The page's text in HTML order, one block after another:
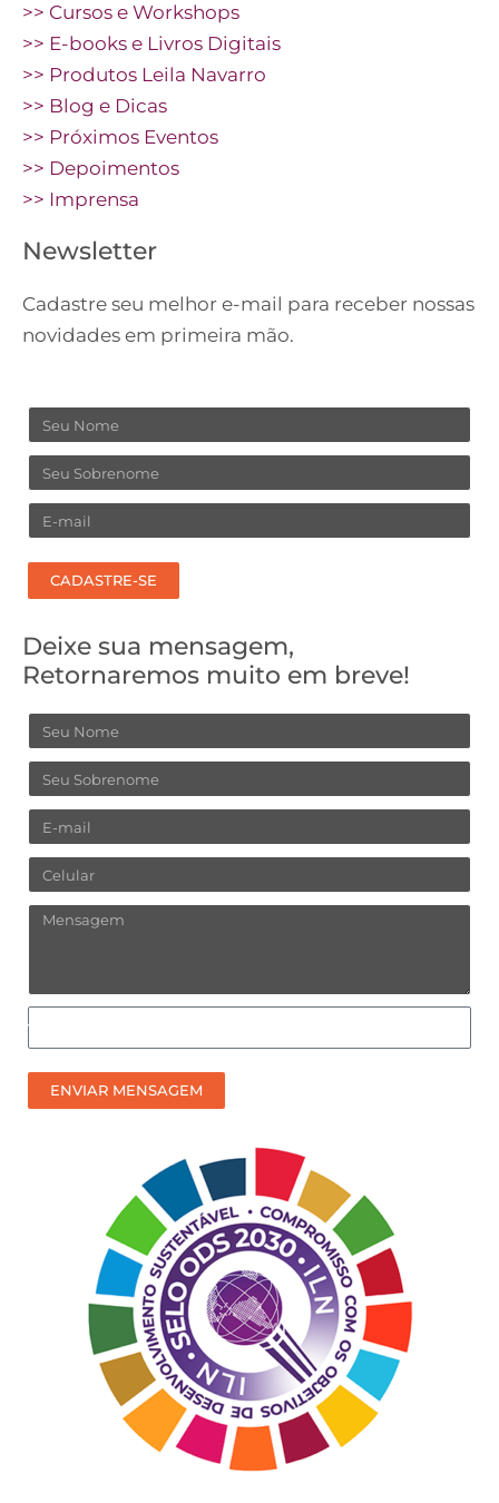
>> Cursos e Workshops
>> E-books e Livros Digitais
>> Produtos Leila Navarro
>> Blog e Dicas
>> Próximos Eventos
>> Depoimentos
>> Imprensa
Newsletter
Cadastre seu melhor e-mail para receber nossas
novidades em primeira mão.
Nome
Sobrenome
Email
CADASTRE-SE
Deixe sua mensagem,
Retornaremos muito em breve!
Nome
Sobrenome
Email
Celular
Mensagem
Como
prefere
receber
nosso
ENVIAR MENSAGEM